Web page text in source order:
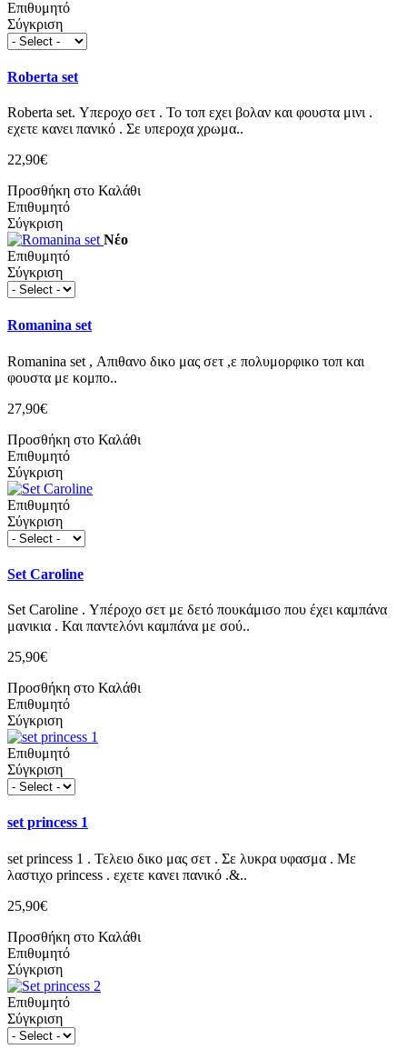
Επιθυμητό
Σύγκριση
Roberta set
Roberta set. Υπεροχο σετ . Το τοπ εχει βολαν και φουστα μινι .
εχετε κανει πανικό . Σε υπεροχα χρωμα..
22,90€
Προσθήκη στο Καλάθι
Επιθυμητό
Σύγκριση
Νέο
Επιθυμητό
Σύγκριση
Romanina set
Romanina set , Απιθανο δικο μας σετ ,ε πολυμορφικο τοπ και
φουστα με κομπο..
27,90€
Προσθήκη στο Καλάθι
Επιθυμητό
Σύγκριση
Επιθυμητό
Σύγκριση
Set Caroline
Set Caroline . Υπέροχο σετ με δετό πουκάμισο που έχει καμπάνα
μανικια . Και παντελόνι καμπάνα με σού..
25,90€
Προσθήκη στο Καλάθι
Επιθυμητό
Σύγκριση
Επιθυμητό
Σύγκριση
set princess 1
set princess 1 . Τελειο δικο μας σετ . Σε λυκρα υφασμα . Με
λαστιχο princess . εχετε κανει πανικό .&..
25,90€
Προσθήκη στο Καλάθι
Επιθυμητό
Σύγκριση
Επιθυμητό
Σύγκριση